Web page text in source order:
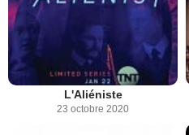
L'Aliéniste
23 octobre 2020